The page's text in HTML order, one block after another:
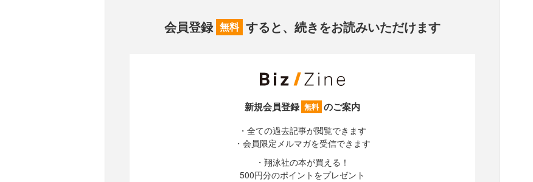
会員登録 無料 すると、続きをお読みいただけます
新規会員登録 無料 のご案内
・全ての過去記事が閲覧できます
・会員限定メルマガを受信できます
・翔泳社の本が買える！
500円分のポイントをプレゼント